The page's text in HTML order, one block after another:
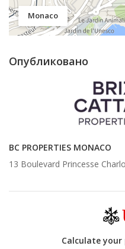
Monaco
Опубликовано
BC PROPERTIES MONACO
13 Boulevard Princesse
Calculate